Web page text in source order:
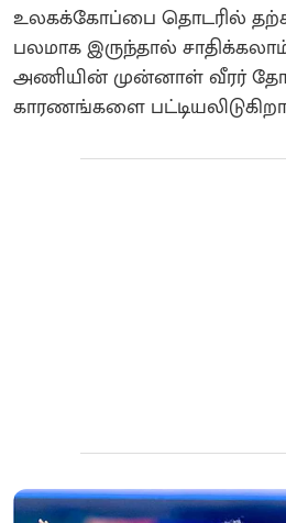
உலகக்கோப்பை தொடரில்
பலமாக இருந்தால்
அணியின் முன்னாள் வீரர்
காரணங்களை